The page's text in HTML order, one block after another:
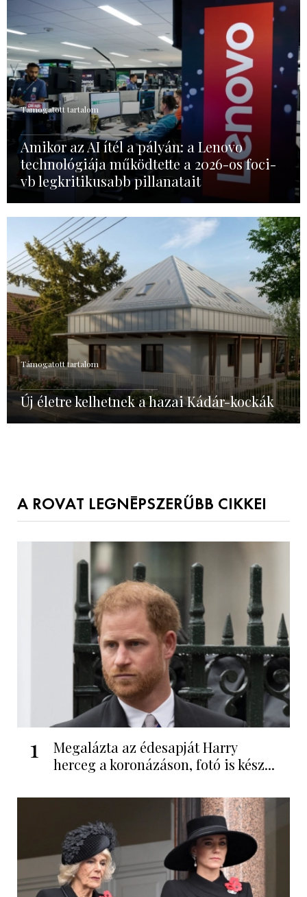
Támogatott tartalom
Amikor az AI ítél a pályán: a Lenovo
technológiája működtette a 2026-os foci-
vb legkritikusabb pillanatait
Támogatott tartalom
Új életre kelhetnek a hazai Kádár-kockák
A ROVAT LEGNÉPSZERŰBB CIKKEI
1
Megalázta az édesapját Harry
herceg a koronázáson, fotó is kész...